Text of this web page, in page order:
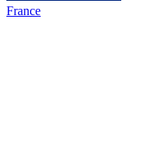
France